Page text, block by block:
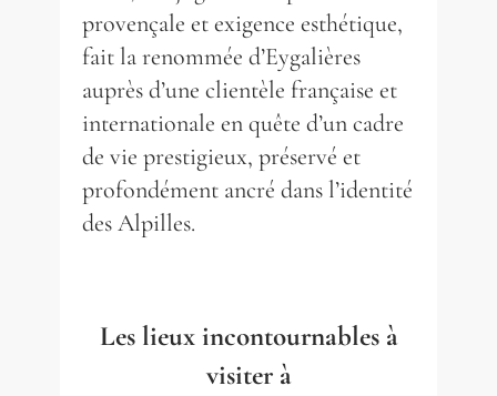
provençale et exigence esthétique,
fait la renommée d’Eygalières
auprès d’une clientèle française et
internationale en quête d’un cadre
de vie prestigieux, préservé et
profondément ancré dans l’identité
des Alpilles.
Les lieux incontournables à
visiter à